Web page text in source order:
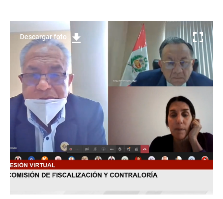
Descargar foto